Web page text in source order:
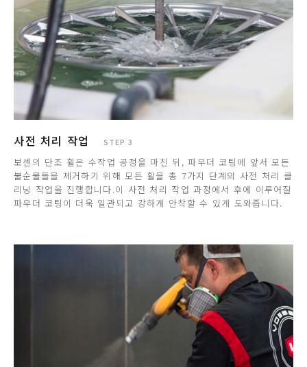
사전 처리 작업 STEP 3
보센의 단조 휠은 수작업 공정을 마친 뒤, 파우더 코팅에 앞서 모든
불순물들을 제거하기 위해 모든 휠을 총 7가지 단계의 사전 처리 클
리닝 작업을 진행합니다.이 사전 처리 작업 과정에서 후에 이루어질
파우더 코팅이 더욱 일관되고 강하게 안착할 수 있게 도와줍니다.